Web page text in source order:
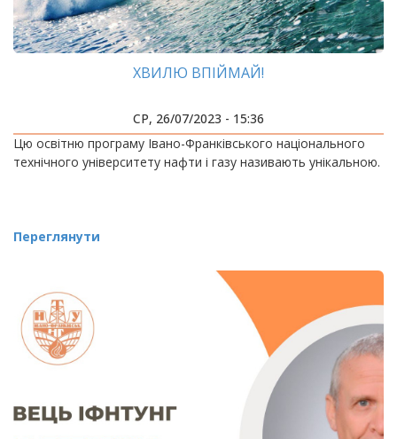
ХВИЛЮ ВПІЙМАЙ!
СР, 26/07/2023 - 15:36
Цю освітню програму Івано-Франківського національного
технічного університету нафти і газу називають унікальною.
Переглянути